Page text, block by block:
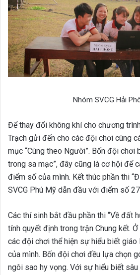
Nhóm SVCG Hải
Để thay đổi không khí cho chương
Trạch gửi đến cho các đội chơi cùng
mục “Cùng theo Người”. Bốn đội chơi
trong sa mạc”, đây cũng là cơ hội để
điểm số của mình. Kết thúc phần thi
SVCG Phú Mỹ dẫn đầu với điểm số
Các thí sinh bắt đầu phần thi “Về đất
tính quyết định trong trận Chung kết.
các đội chơi thể hiện sự hiểu biết giáo
của mình. Bốn đội chơi đều lựa chọn
ngôi sao hy vọng. Với sự hiểu biết sâu